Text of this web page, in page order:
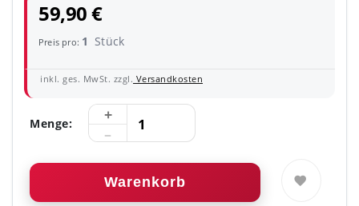
59,90 €
Preis pro: 1 Stück
inkl. ges. MwSt. zzgl. Versandkosten
Menge:
Warenkorb